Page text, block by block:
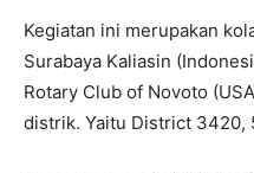
Kegiatan ini merupakan
Surabaya Kaliasin
Rotary Club of Novoto
distrik. Yaitu District 3420,